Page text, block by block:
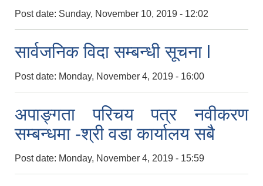
Post date: Sunday, November 10, 2019 - 12:02
सार्वजनिक विदा सम्बन्धी सूचना l
Post date: Monday, November 4, 2019 - 16:00
अपाङ्गता परिचय पत्र नवीकरण
सम्बन्धमा -श्री वडा कार्यालय सबै
Post date: Monday, November 4, 2019 - 15:59